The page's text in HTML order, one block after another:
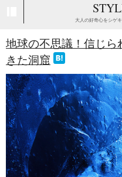
大人の好奇心をシゲ
地球の不思議！信じ
きた洞窟